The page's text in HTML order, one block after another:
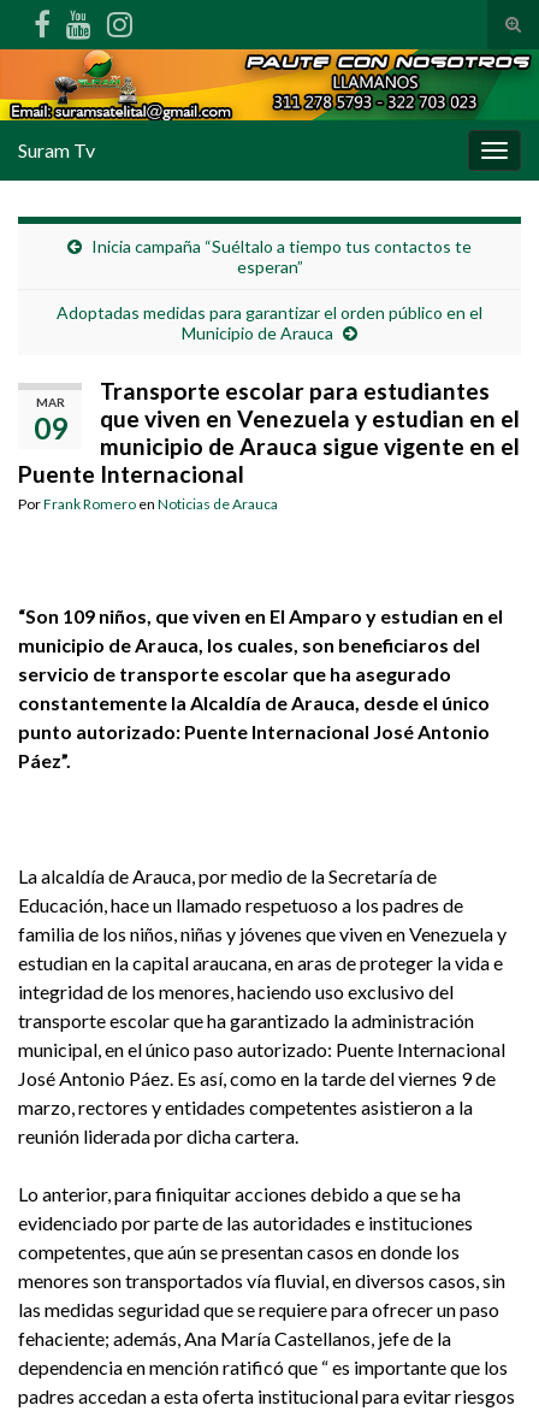
Suram Tv
Inicia campaña “Suéltalo a tiempo tus contactos te
esperan”
Adoptadas medidas para garantizar el orden público en el
Municipio de Arauca
MAR
09
Transporte escolar para estudiantes
que viven en Venezuela y estudian en el
municipio de Arauca sigue vigente en el
Puente Internacional
PorFrank Romero en Noticias de Arauca
“Son 109 niños, que viven en El Amparo y estudian en el
municipio de Arauca, los cuales, son beneficiaros del
servicio de transporte escolar que ha asegurado
constantemente la Alcaldía de Arauca, desde el único
punto autorizado: Puente Internacional José Antonio
Páez”.
La alcaldía de Arauca, por medio de la Secretaría de
Educación, hace un llamado respetuoso a los padres de
familia de los niños, niñas y jóvenes que viven en Venezuela y
estudian en la capital araucana, en aras de proteger la vida e
integridad de los menores, haciendo uso exclusivo del
transporte escolar que ha garantizado la administración
municipal, en el único paso autorizado: Puente Internacional
José Antonio Páez. Es así, como en la tarde del viernes 9 de
marzo, rectores y entidades competentes asistieron a la
reunión liderada por dicha cartera.
Lo anterior, para finiquitar acciones debido a que se ha
evidenciado por parte de las autoridades e instituciones
competentes, que aún se presentan casos en donde los
menores son transportados vía fluvial, en diversos casos, sin
las medidas seguridad que se requiere para ofrecer un paso
fehaciente; además, Ana María Castellanos, jefe de la
dependencia en mención ratificó que “ es importante que los
padres accedan a esta oferta institucional para evitar riesgos